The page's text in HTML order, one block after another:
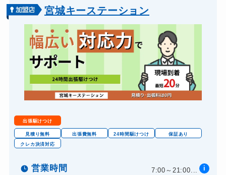
バイクカギ作成
スーツケースカギ開け 8,800円～(税込)
金庫カギ開け 14,300円～(税込)
金庫カギ交換 11,000円～(税込)
ロッカーカギ開け 8,800円～(税込)
ドアノブカギ開け 10,780円～(税込)
宮城キーステーション
出張駆けつけ
見積り無料 出張費無料 24時間駆けつけ
保証あり
クレカ決済対応
営業時間 7:00～21:00... i